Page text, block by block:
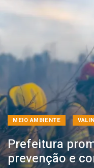
MEIO AMBIENTE
Prefeitura
prevenção e